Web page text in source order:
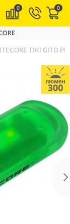
0 0
TIKI GITD